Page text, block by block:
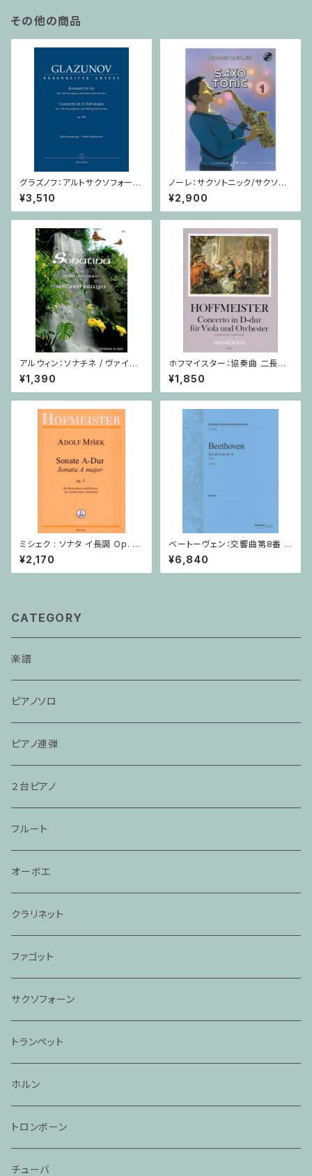
その他の商品
グラズノフ：アルトサクソフォーン
と弦楽オーケストラのための 協
奏曲 変ホ長調 Op. 109 / サク
ソフォーンとピアノ
¥3,510
ノーレ：サクソトニック/サクソフ
ォーン・CD
¥2,900
アルウィン：ソナチネ / ヴァイオ
リン・ピアノ
¥1,390
ホフマイスター：協奏曲 二長調
/ ヴィオラ・ピアノ
¥1,850
ミシェク : ソナタ イ長調 Op. 5
/ コントラバスとピアノ
¥2,170
ベートーヴェン：交響曲第8番 /
フルスコア
¥6,840
CATEGORY
楽譜
ピアノソロ
ピアノ連弾
２台ピアノ
フルート
オーボエ
クラリネット
ファゴット
サクソフォーン
トランペット
ホルン
トロンボーン
チューバ